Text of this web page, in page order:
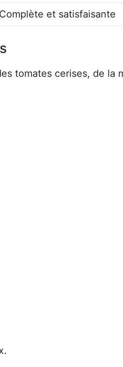
Complète et satisfaisante
tomates cerises, de la